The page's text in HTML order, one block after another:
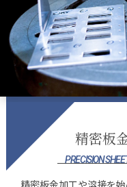
精密板
PRECISION